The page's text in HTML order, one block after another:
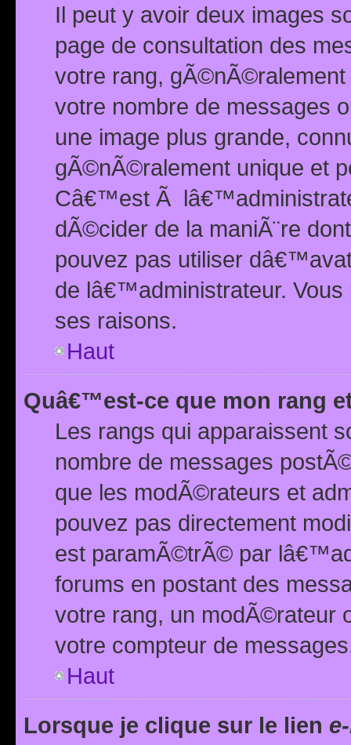
Il peut y avoir deux images
page de consultation des
votre rang,
votre nombre de messages
une image plus grande,
gÃ©nÃ©ralement unique et
Câ€™est Ã
dÃ©cider de la maniÃ¨re
pouvez pas utiliser
de lâ€™administrateur.
ses raisons.
Haut
Quâ€™est-ce que mon rang
Les rangs qui apparaissent
nombre de messages
que les modÃ©rateurs et
pouvez pas directement
est paramÃ©trÃ© par
forums en postant des
votre rang, un modÃ©rateur
votre compteur de
Haut
Lorsque je clique sur le lien